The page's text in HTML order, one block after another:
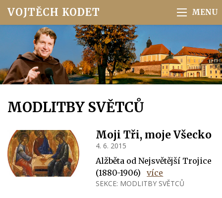
VOJTĚCH KODET
MODLITBY SVĚTCŮ
Moji Tři, moje Všecko
4. 6. 2015
Alžběta od Nejsvětější Trojice
(1880-1906)
více
SEKCE: MODLITBY SVĚTCŮ